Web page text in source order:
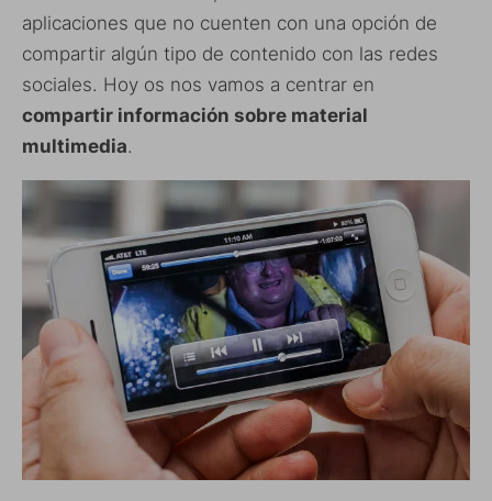
aplicaciones que no cuenten con una opción de
compartir algún tipo de contenido con las redes
sociales. Hoy os nos vamos a centrar en
compartir información sobre material
multimedia.